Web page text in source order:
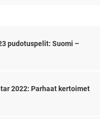
pudotuspelit: Suomi –
2022: Parhaat kertoimet